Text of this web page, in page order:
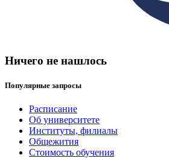
Ничего не нашлось
Популярные запросы
Расписание
Об университете
Институты, филиалы
Общежития
Стоимость обучения